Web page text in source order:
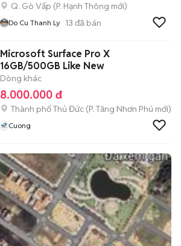
Q. Gò Vấp (P. Hạnh Thông mới)
Do Cu Thanh Ly 13 đã bán
Microsoft Surface Pro X
16GB/500GB Like New
Dòng khác
8.000.000 đ
Thành phố Thủ Đức (P. Tăng Nhơn Phú mới)
Cuong